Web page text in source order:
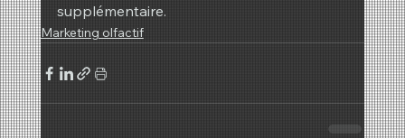
supplémentaire.
Marketing olfactif